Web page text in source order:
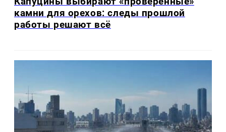
камни для орехов: следы прошлой
работы решают всё